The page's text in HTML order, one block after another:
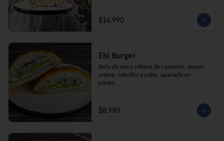
**Imagen Referencial**
en palta.
Gyosas a elección  (5u)  + 2 bebidas
**Imagen Referencial**
$16.990
Ebi Burger
Bola de arroz rellena de camarón, queso
crema, cebollín y palta, apanada en
panko.
$8.990